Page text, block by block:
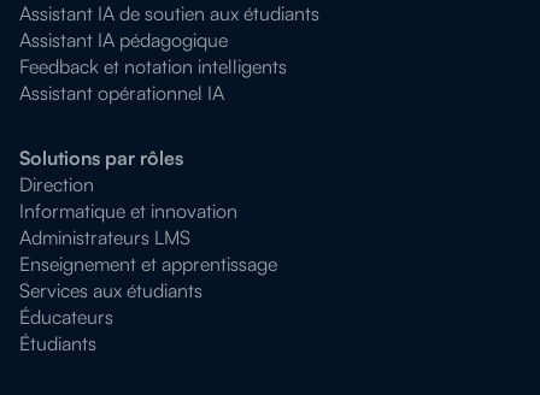
Assistant IA de soutien aux étudiants
Assistant IA pédagogique
Feedback et notation intelligents
Assistant opérationnel IA
Solutions par rôles
Direction
Informatique et innovation
Administrateurs LMS
Enseignement et apprentissage
Services aux étudiants
Éducateurs
Étudiants